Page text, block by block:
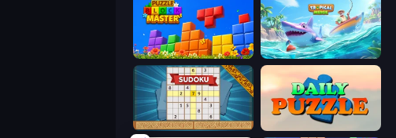
Puzzle Block Master Tropical Merge
Sudoku Online